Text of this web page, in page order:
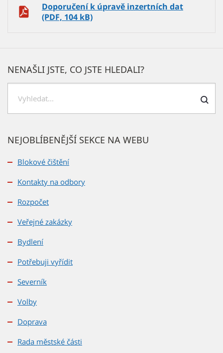
Doporučení k úpravě inzertních dat
(PDF, 104 kB)
NEJOBLÍBENĚJŠÍ SEKCE NA WEBU
Blokové čištění
Kontakty na odbory
Rozpočet
Veřejné zakázky
Bydlení
Potřebuji vyřídit
Severník
Volby
Doprava
Rada městské části
NENAŠLI JSTE, CO JSTE HLEDALI?
e